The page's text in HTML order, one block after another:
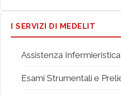
I SERVIZI DI MEDELIT
Assistenza Infermieristica
Esami Strumentali e